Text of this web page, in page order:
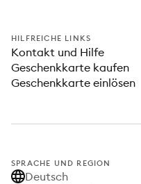
HILFREICHE LINKS
Kontakt und Hilfe
Geschenkkarte kaufen
Geschenkkarte einlösen
SPRACHE UND REGION
Deutsch